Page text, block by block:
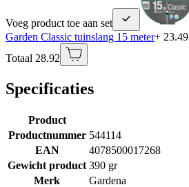
Voeg product toe aan set
Garden Classic tuinslang 15 meter+ 23.49
Totaal 28.92
Specificaties
Product
Productnummer 544114
EAN
4078500017268
Gewicht product 390 gr
Merk
Gardena